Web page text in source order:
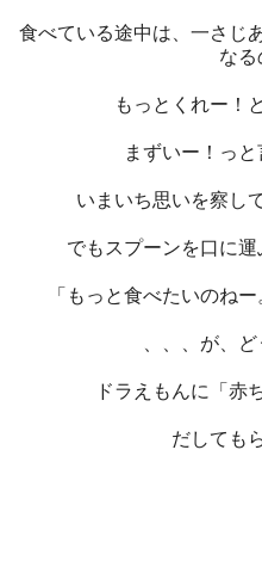
食べている途中は、一さじ
なる
もっとくれー！
まずいー！っと
いまいち思いを察し
でもスプーンを口に運
「もっと食べたいのね
、、、が、
ドラえもんに「赤
だしても